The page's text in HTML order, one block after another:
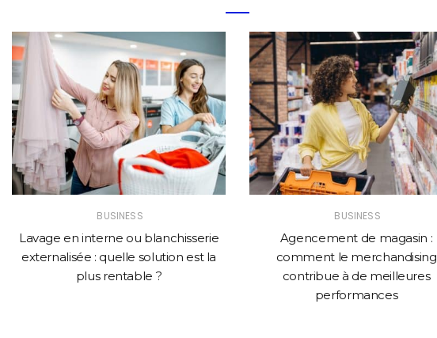
BUSINESS
Lavage en interne ou blanchisserie
externalisée : quelle solution est la
plus rentable ?
BUSINESS
Agencement de magasin :
comment le merchandising
contribue à de meilleures
performances